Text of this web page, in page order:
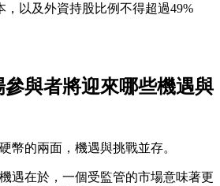
，以及外資持股比例不得超過49%
與者將迎來哪些機遇與
幣的兩面，機遇與挑戰並存。
遇在於，一個受監管的市場意味著更